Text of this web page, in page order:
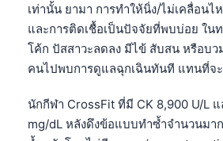
เท่านั้น ยามา การทำให้นิ่ง/ไม่เคลื่อนไ
และการติดเชื้อเป็นปัจจัยที่พบบ่อย ใน
โค้ก ปัสสาวะลดลง มีไข้ สับสน หรือบว
คนไปพบการดูแลฉุกเฉินทันที แทนที่จะ
นักกีฬา CrossFit ที่มี CK 8,900 U/L
mg/dL หลังดึงข้อแบบทำซ้ำจำนวนมา
Esperanto
Frysk
Ślōnskŏ gŏdka
Norsk bokmål